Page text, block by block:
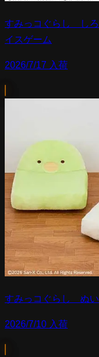
すみっコぐらし し
イスゲーム
2026/7/17 入荷
すみっコぐらし ぬ
2026/7/10 入荷